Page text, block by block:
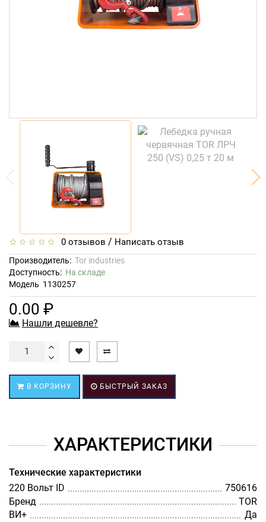
0 отзывов / Написать отзыв
Производитель: Tor industries
Доступность: На складе
Модель 1130257
0.00 ₽
Нашли дешевле?
В КОРЗИНУ БЫСТРЫЙ ЗАКАЗ
ХАРАКТЕРИСТИКИ
Технические характеристики
220 Вольт ID
750616
Бренд
TOR
ВИ+
Да